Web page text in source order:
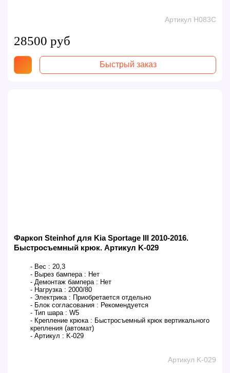
Артикул H083C
28500 руб
Быстрый заказ
Фаркоп Steinhof для Kia Sportage III 2010-2016.
Быстросъемный крюк. Артикул K-029
- Вес : 20,3
- Вырез бампера : Нет
- Демонтаж бампера : Нет
- Нагрузка : 2000/80
- Электрика : Приобретается отдельно
- Блок согласования : Рекомендуется
- Тип шара : W5
- Крепление крюка : Быстросъемный крюк вертикального
крепления (автомат)
- Артикул : K-029
Артикул K-029